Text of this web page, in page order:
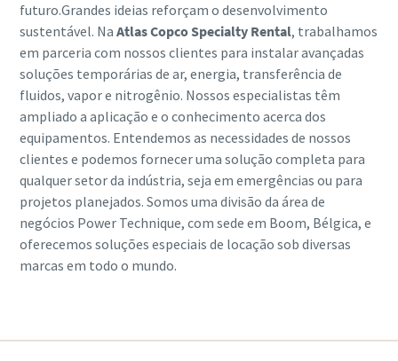
futuro.Grandes ideias reforçam o desenvolvimento
sustentável. Na Atlas Copco Specialty Rental, trabalhamos
em parceria com nossos clientes para instalar avançadas
soluções temporárias de ar, energia, transferência de
fluidos, vapor e nitrogênio. Nossos especialistas têm
ampliado a aplicação e o conhecimento acerca dos
equipamentos. Entendemos as necessidades de nossos
clientes e podemos fornecer uma solução completa para
qualquer setor da indústria, seja em emergências ou para
projetos planejados. Somos uma divisão da área de
negócios Power Technique, com sede em Boom, Bélgica, e
oferecemos soluções especiais de locação sob diversas
marcas em todo o mundo.